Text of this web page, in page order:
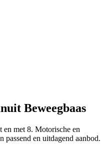
Beweegbaas
met 8. Motorische en
passend en uitdagend aanbod.